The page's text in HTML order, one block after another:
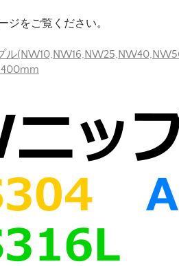
ジをご覧ください。